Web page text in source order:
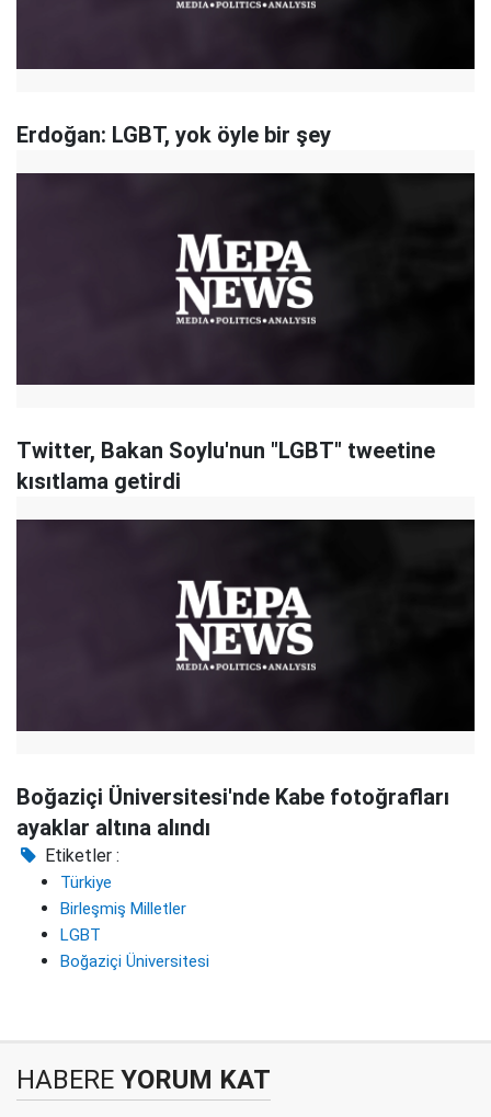
Erdoğan: LGBT, yok öyle bir şey
Twitter, Bakan Soylu'nun "LGBT" tweetine
kısıtlama getirdi
Boğaziçi Üniversitesi'nde Kabe fotoğrafları
ayaklar altına alındı
Etiketler :
Türkiye
Birleşmiş Milletler
LGBT
Boğaziçi Üniversitesi
HABERE YORUM KAT